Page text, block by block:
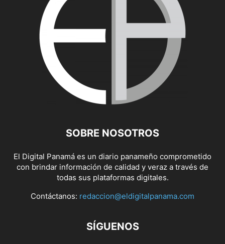
SOBRE NOSOTROS
El Digital Panamá es un diario panameño comprometido
con brindar información de calidad y veraz a través de
todas sus plataformas digitales.
Contáctanos: redaccion@eldigitalpanama.com
SÍGUENOS